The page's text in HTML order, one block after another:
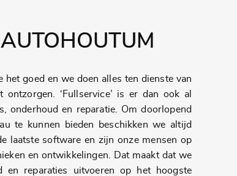
goed en we doen alles ten dienste van
‘Fullservice’ is er dan ook al
onderhoud en reparatie. Om doorlopend
te kunnen bieden beschikken we altijd
laatste software en zijn onze mensen op
en ontwikkelingen. Dat maakt dat we
en reparaties uitvoeren op het hoogste